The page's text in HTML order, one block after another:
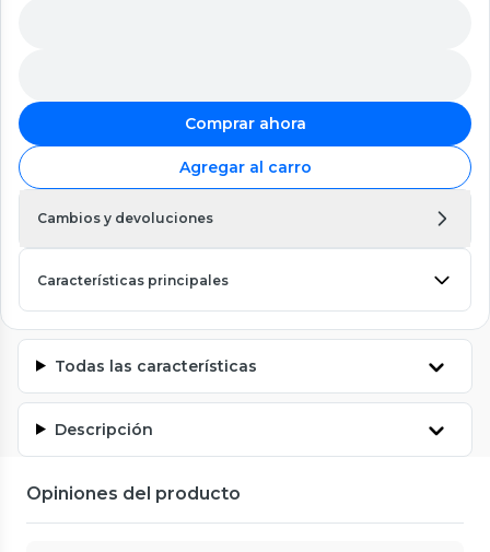
Comprar ahora
Agregar al carro
Cambios y devoluciones
Características principales
Todas las características
Descripción
Opiniones del producto